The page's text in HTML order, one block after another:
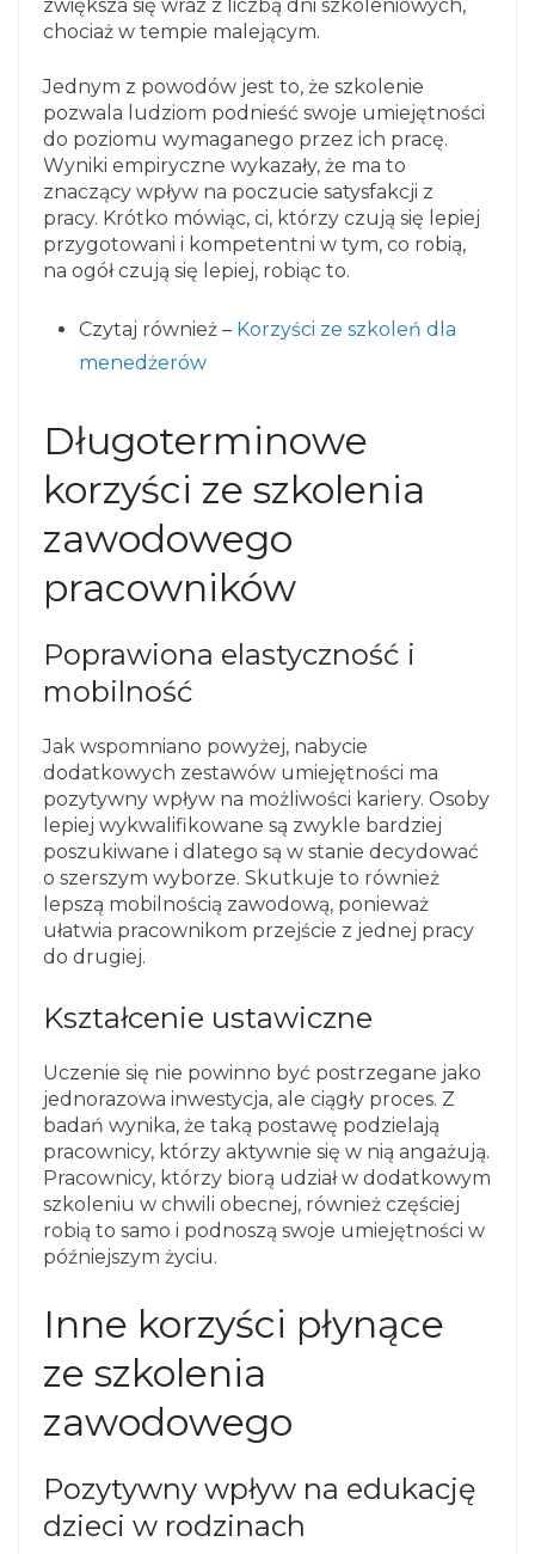
zwiększa się wraz z liczbą dni szkoleniowych,
chociaż w tempie malejącym.
Jednym z powodów jest to, że szkolenie
pozwala ludziom podnieść swoje umiejętności
do poziomu wymaganego przez ich pracę.
Wyniki empiryczne wykazały, że ma to
znaczący wpływ na poczucie satysfakcji z
pracy. Krótko mówiąc, ci, którzy czują się lepiej
przygotowani i kompetentni w tym, co robią,
na ogół czują się lepiej, robiąc to.
Czytaj również – Korzyści ze szkoleń dla
menedżerów
Długoterminowe
korzyści ze szkolenia
zawodowego
pracowników
Poprawiona elastyczność i
mobilność
Jak wspomniano powyżej, nabycie
dodatkowych zestawów umiejętności ma
pozytywny wpływ na możliwości kariery. Osoby
lepiej wykwalifikowane są zwykle bardziej
poszukiwane i dlatego są w stanie decydować
o szerszym wyborze. Skutkuje to również
lepszą mobilnością zawodową, ponieważ
ułatwia pracownikom przejście z jednej pracy
do drugiej.
Kształcenie ustawiczne
Uczenie się nie powinno być postrzegane jako
jednorazowa inwestycja, ale ciągły proces. Z
badań wynika, że ​​taką postawę podzielają
pracownicy, którzy aktywnie się w nią angażują.
Pracownicy, którzy biorą udział w dodatkowym
szkoleniu w chwili obecnej, również częściej
robią to samo i podnoszą swoje umiejętności w
późniejszym życiu.
Inne korzyści płynące
ze szkolenia
zawodowego
Pozytywny wpływ na edukację
dzieci w rodzinach